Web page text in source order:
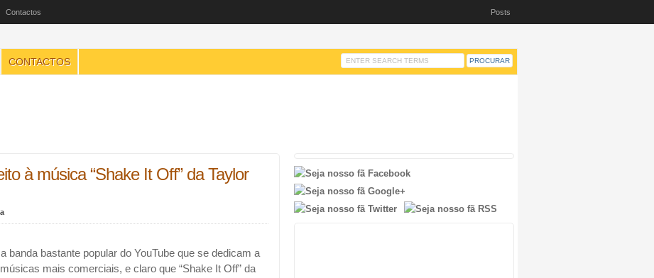
Contactos Posts
CONTACTOS
à música “Shake It Off” da Taylor
banda bastante popular do YouTube que se dedicam a
mais comerciais, e claro que “Shake It Off” da